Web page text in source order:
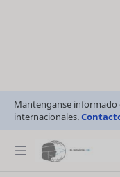
Mantenganse informado
internacionales.